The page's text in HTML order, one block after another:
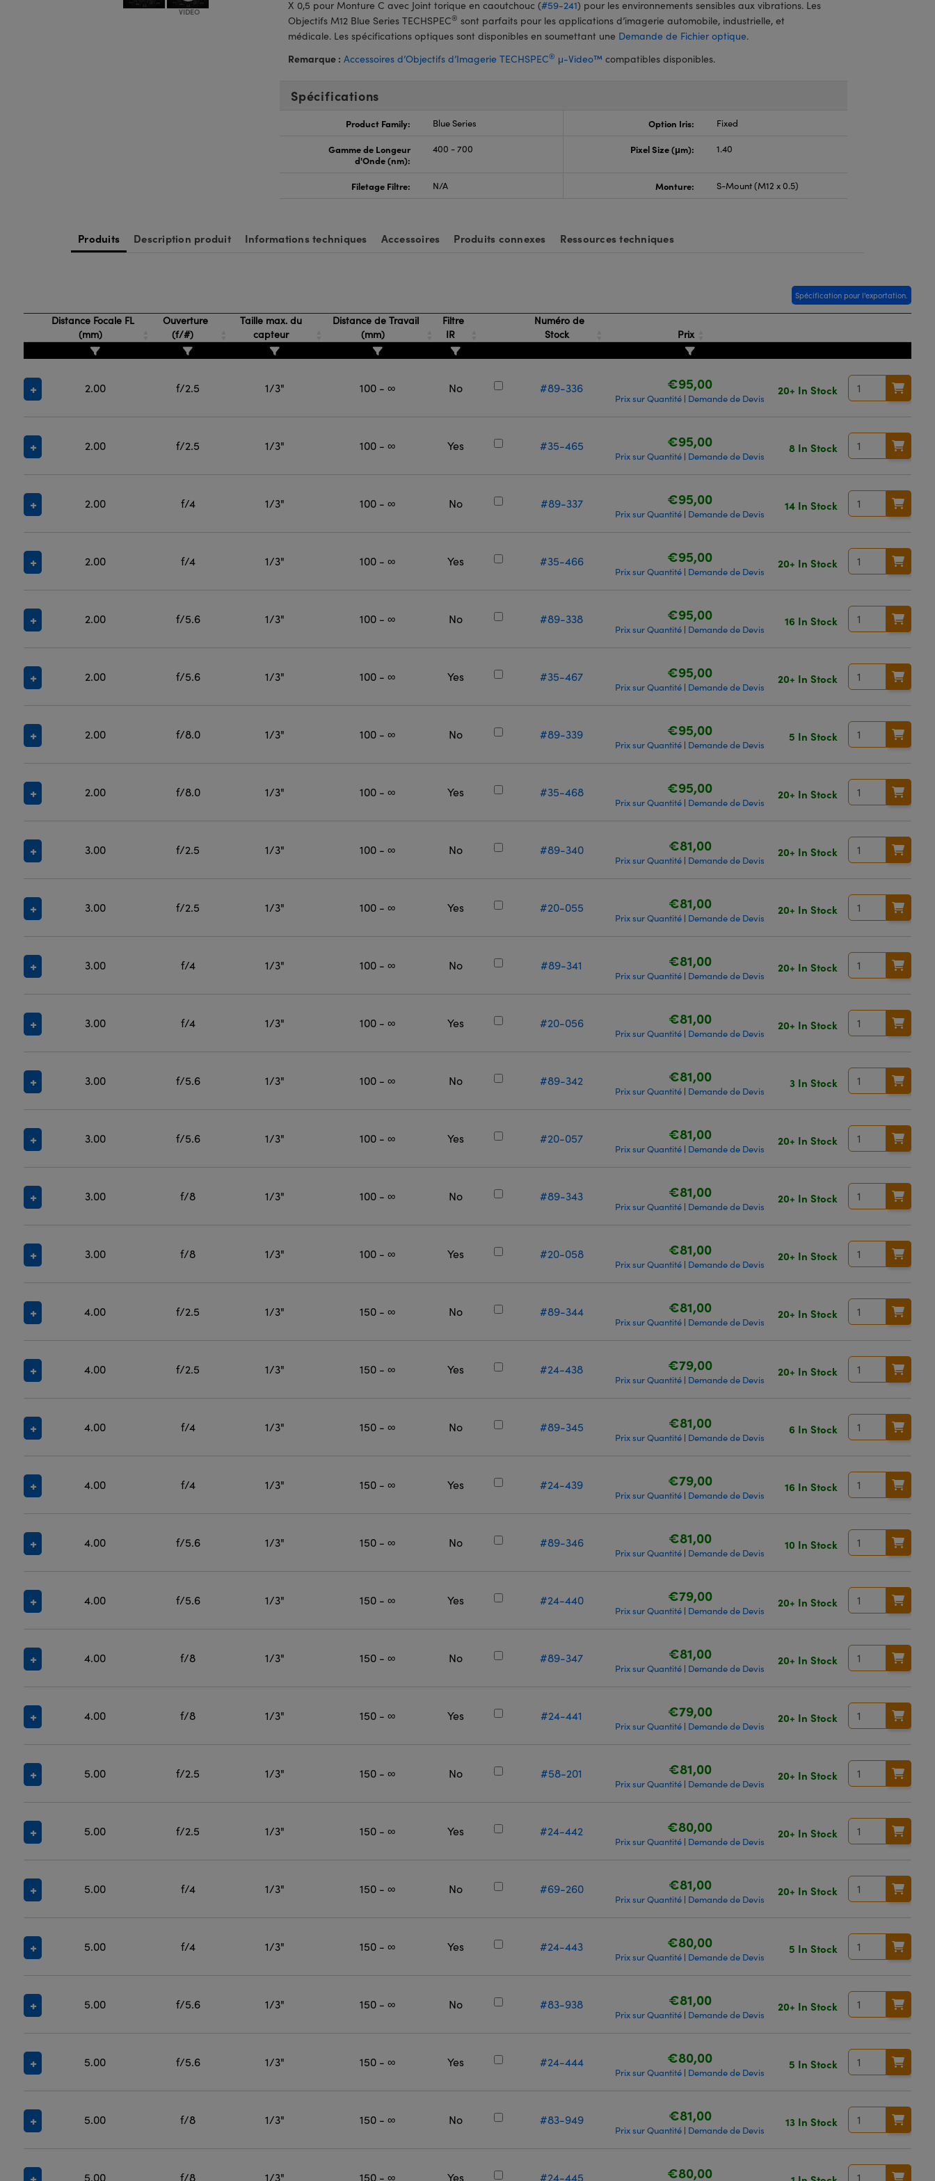
X 0,5 pour Monture C avec Joint torique en caoutchouc (#59-241) pour les environnements sensibles aux vibrations. Les
Objectifs M12 Blue Series TECHSPEC® sont parfaits pour les applications d’imagerie automobile, industrielle, et
médicale. Les spécifications optiques sont disponibles en soumettant une Demande de Fichier optique.
Remarque : Accessoires d’Objectifs d’Imagerie TECHSPEC® μ-Video™ compatibles disponibles.
Spécifications
Product Family: Blue Series Option Iris: Fixed
Gamme de Longeur
d'Onde (nm):
400 - 700 Pixel Size (μm): 1.40
Filetage Filtre: N/A Monture: S-Mount (M12 x 0.5)
Produits Description produit Informations techniques Accessoires Produits connexes Ressources techniques
Spécification pour l'exportation.
Distance Focale FL
(mm)
Ouverture
(f/#)
Taille max. du
capteur
Distance de Travail
(mm)
Filtre
IR
Numéro de
Stock
Prix
2.00 f/2.5 1/3" 100 - ∞ No #89-336 €95,00
Prix sur Quantité | Demande de Devis
20+ In Stock
2.00 f/2.5 1/3" 100 - ∞ Yes #35-465 €95,00
Prix sur Quantité | Demande de Devis
8 In Stock
2.00 f/4 1/3" 100 - ∞ No #89-337 €95,00
Prix sur Quantité | Demande de Devis
14 In Stock
2.00 f/4 1/3" 100 - ∞ Yes #35-466 €95,00
Prix sur Quantité | Demande de Devis
20+ In Stock
2.00 f/5.6 1/3" 100 - ∞ No #89-338 €95,00
Prix sur Quantité | Demande de Devis
16 In Stock
2.00 f/5.6 1/3" 100 - ∞ Yes #35-467 €95,00
Prix sur Quantité | Demande de Devis
20+ In Stock
2.00 f/8.0 1/3" 100 - ∞ No #89-339 €95,00
Prix sur Quantité | Demande de Devis
5 In Stock
2.00 f/8.0 1/3" 100 - ∞ Yes #35-468 €95,00
Prix sur Quantité | Demande de Devis
20+ In Stock
3.00 f/2.5 1/3" 100 - ∞ No #89-340 €81,00
Prix sur Quantité | Demande de Devis
20+ In Stock
3.00 f/2.5 1/3" 100 - ∞ Yes #20-055 €81,00
Prix sur Quantité | Demande de Devis
20+ In Stock
3.00 f/4 1/3" 100 - ∞ No #89-341 €81,00
Prix sur Quantité | Demande de Devis
20+ In Stock
3.00 f/4 1/3" 100 - ∞ Yes #20-056 €81,00
Prix sur Quantité | Demande de Devis
20+ In Stock
3.00 f/5.6 1/3" 100 - ∞ No #89-342 €81,00
Prix sur Quantité | Demande de Devis
3 In Stock
3.00 f/5.6 1/3" 100 - ∞ Yes #20-057 €81,00
Prix sur Quantité | Demande de Devis
20+ In Stock
3.00 f/8 1/3" 100 - ∞ No #89-343 €81,00
Prix sur Quantité | Demande de Devis
20+ In Stock
3.00 f/8 1/3" 100 - ∞ Yes #20-058 €81,00
Prix sur Quantité | Demande de Devis
20+ In Stock
4.00 f/2.5 1/3" 150 - ∞ No #89-344 €81,00
Prix sur Quantité | Demande de Devis
20+ In Stock
4.00 f/2.5 1/3" 150 - ∞ Yes #24-438 €79,00
Prix sur Quantité | Demande de Devis
20+ In Stock
4.00 f/4 1/3" 150 - ∞ No #89-345 €81,00
Prix sur Quantité | Demande de Devis
6 In Stock
4.00 f/4 1/3" 150 - ∞ Yes #24-439 €79,00
Prix sur Quantité | Demande de Devis
16 In Stock
4.00 f/5.6 1/3" 150 - ∞ No #89-346 €81,00
Prix sur Quantité | Demande de Devis
10 In Stock
4.00 f/5.6 1/3" 150 - ∞ Yes #24-440 €79,00
Prix sur Quantité | Demande de Devis
20+ In Stock
4.00 f/8 1/3" 150 - ∞ No #89-347 €81,00
Prix sur Quantité | Demande de Devis
20+ In Stock
4.00 f/8 1/3" 150 - ∞ Yes #24-441 €79,00
Prix sur Quantité | Demande de Devis
20+ In Stock
5.00 f/2.5 1/3" 150 - ∞ No #58-201 €81,00
Prix sur Quantité | Demande de Devis
20+ In Stock
5.00 f/2.5 1/3" 150 - ∞ Yes #24-442 €80,00
Prix sur Quantité | Demande de Devis
20+ In Stock
5.00 f/4 1/3" 150 - ∞ No #69-260 €81,00
Prix sur Quantité | Demande de Devis
20+ In Stock
5.00 f/4 1/3" 150 - ∞ Yes #24-443 €80,00
Prix sur Quantité | Demande de Devis
5 In Stock
5.00 f/5.6 1/3" 150 - ∞ No #83-938 €81,00
Prix sur Quantité | Demande de Devis
20+ In Stock
5.00 f/5.6 1/3" 150 - ∞ Yes #24-444 €80,00
Prix sur Quantité | Demande de Devis
5 In Stock
5.00 f/8 1/3" 150 - ∞ No #83-949 €81,00
Prix sur Quantité | Demande de Devis
13 In Stock
5.00 f/8 1/3" 150 - ∞ Yes #24-445 €80,00